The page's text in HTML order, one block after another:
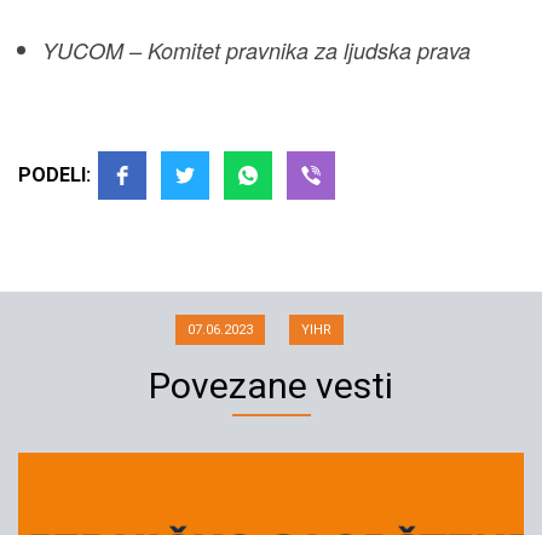
Poziv članovima i članicama
07.06.2023 YIHR
YUCOM – Komitet pravnika za ljudska prava
PODELI:
Povezane vesti